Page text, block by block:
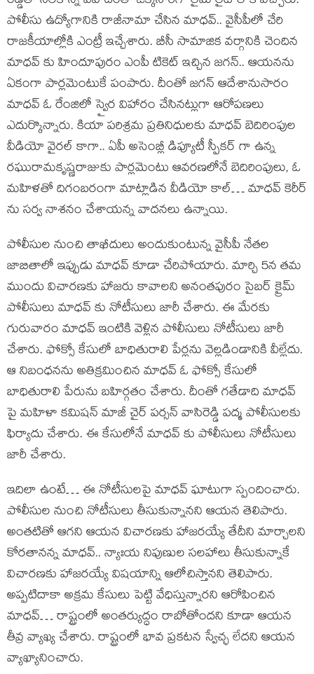
పోలీసు ఉద్యోగానికి రాజీనామా చేసిన మాధవ్.. వైసీపీలో చేరి
రాజకీయాల్లోకి ఎంట్రీ ఇచ్చేశారు. బీసీ సామాజిక వర్గానికి చెందిన
మాధవ్ కు హిందూపురం ఎంపీ టికెట్ ఇచ్చిన జగన్.. ఆయనను
ఏకంగా పార్లమెంటుకే పంపారు. దీంతో జగన్ ఆదేశానుసారం
మాధవ్ ఓ రేంజిలో స్వైర విహారం చేసినట్లుగా ఆరోపణలు
ఎదుర్కొన్నారు. కియా పరిశ్రమ ప్రతినిధులకు మాధవ్ బెదిరింపుల
వీడియో వైరల్ కాగా.. ఏపీ అసెంబ్లీ డిప్యూటీ స్పీకర్ గా ఉన్న
రఘురామకృష్ణరాజుకు పార్లమెంటు ఆవరణలోనే బెదిరింపులు, ఓ
మహిళతో దిగంబరంగా మాట్లాడిన వీడియో కాల్… మాధవ్ కెరీర్
ను సర్వ నాశనం చేశాయన్న వాదనలు ఉన్నాయి.
పోలీసుల నుంచి తాఖీదులు అందుకుంటున్న వైసీపీ నేతల
జాబితాలో ఇప్పుడు మాధవ్ కూడా చేరిపోయారు. మార్చి 5న తమ
ముందు విచారణకు హాజరు కావాలని అనంతపురం సైబర్ క్రైమ్
పోలీసులు మాధవ్ కు నోటీసులు జారీ చేశారు. ఈ మేరకు
గురువారం మాధవ్ ఇంటికి వెళ్లిన పోలీసులు నోటీసులు జారీ
చేశారు. ఫోక్సో కేసులో బాధితురాలి పేర్లను వెల్లడిండానికి వీల్లేదు.
ఆ నిబంధనను అతిక్రమించిన మాధవ్ ఓ ఫోక్సో కేసులో
బాధితురాలి పేరును బహిర్గతం చేశారు. దీంతో గతేడాది మాధవ్
పై మహిళా కమిషన్ మాజీ చైర్ పర్సన్ వాసిరెడ్డి పద్మ పోలీసులకు
ఫిర్యాదు చేశారు. ఈ కేసులోనే మాధవ్ కు పోలీసులు నోటీసులు
జారీ చేశారు.
ఇదిలా ఉంటే… ఈ నోటీసులపై మాధవ్ ఘాటుగా స్పందించారు.
పోలీసుల నుంచి నోటీసులు తీసుకున్నానని ఆయన తెలిపారు.
అంతటితో ఆగని ఆయన విచారణకు హాజరయ్యే తేదీని మార్చాలని
కోరతానన్న మాధవ్.. న్యాఃయ నిపుణుల సలహాలు తీసుకున్నాకే
విచారణకు హాజరయ్యే విషయాన్ని ఆలోచిస్తానని తెలిపారు.
అప్పటిదాకా అక్రమ కేసులు పెట్టి వేధిస్తున్నారని ఆరోపించిన
మాధవ్… రాష్ట్రంలో అంతర్యుద్ధం రాబోతోందని కూడా ఆయన
తీవ్ర వ్యాఖ్య చేశారు. రాష్ట్రంలో భావ ప్రకటన స్వేచ్ఛ లేదని ఆయన
వ్యాఖ్యానించారు.